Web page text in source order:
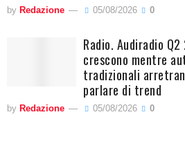
by Redazione 05/08/2026 0
Radio. Audiradio
crescono mentre
tradizionali
parlare di trend
by Redazione 05/08/2026 0